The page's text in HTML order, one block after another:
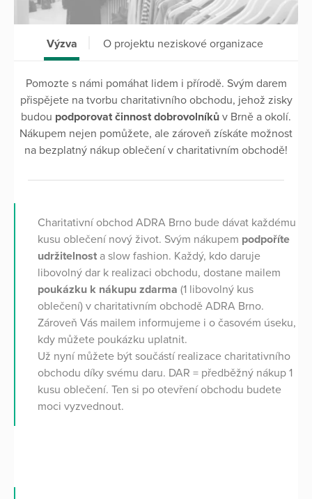
Výzva O projektu neziskové organizace
Pomozte s námi pomáhat lidem i přírodě. Svým darem
přispějete na tvorbu charitativního obchodu, jehož zisky
budou podporovat činnost dobrovolníků v Brně a okolí.
Nákupem nejen pomůžete, ale zároveň získáte možnost
na bezplatný nákup oblečení v charitativním obchodě!
Charitativní obchod ADRA Brno bude dávat každému
kusu oblečení nový život. Svým nákupem podpoříte
udržitelnost a slow fashion. Každý, kdo daruje
libovolný dar k realizaci obchodu, dostane mailem
poukázku k nákupu zdarma (1 libovolný kus
oblečení) v charitativním obchodě ADRA Brno.
Zároveň Vás mailem informujeme i o časovém úseku,
kdy můžete poukázku uplatnit.
Už nyní můžete být součástí realizace charitativního
obchodu díky svému daru. DAR = předběžný nákup 1
kusu oblečení. Ten si po otevření obchodu budete
moci vyzvednout.